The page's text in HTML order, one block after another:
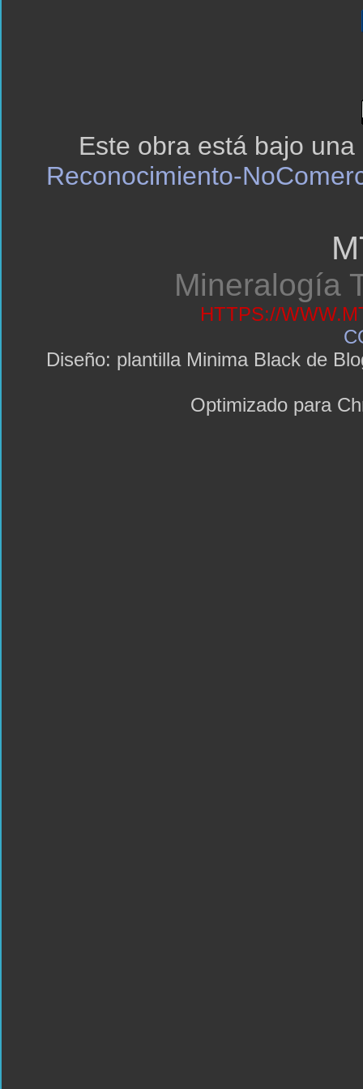
Este obra está bajo una
Reconocimiento-
Mineralogía
HTTPS://
Diseño: plantilla Minima Black de
Optimizado para